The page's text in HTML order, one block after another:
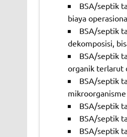
BSA/septik
biaya
BSA/septik
dekomposisi,
BSA/septik
organik terlarut
BSA/septik
BSA/septik
BSA/septik
BSA/septik